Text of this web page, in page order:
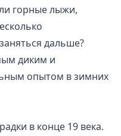
горные лыжи,
дальше?
диким и
опытом в зимних
в конце 19 века.